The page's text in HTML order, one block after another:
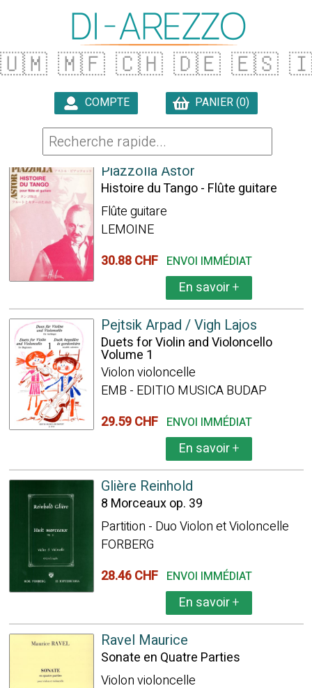
🇺🇲 🇲🇫 🇨🇭 🇩🇪 🇪🇸
COMPTE PANIER (0)
1481 ARTICLES TROUVÉS
Piazzolla Astor
Histoire du Tango - Flûte guitare
Flûte guitare
LEMOINE
30.88 CHF ENVOI IMMÉDIAT
En savoir+
Pejtsik Arpad / Vigh Lajos
Duets for Violin and Violoncello
Volume 1
Violon violoncelle
EMB - EDITIO MUSICA BUDAP
29.59 CHF ENVOI IMMÉDIAT
En savoir+
Glière Reinhold
8 Morceaux op. 39
Partition - Duo Violon et Violoncelle
FORBERG
28.46 CHF ENVOI IMMÉDIAT
En savoir+
Ravel Maurice
Sonate en Quatre Parties
Violon violoncelle